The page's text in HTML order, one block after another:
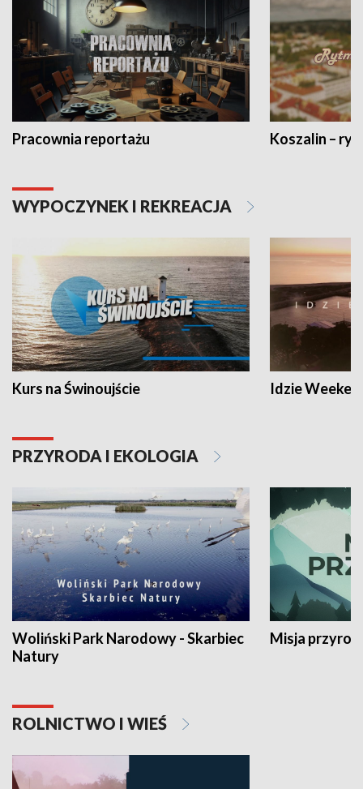
Pracownia reportażu Koszalin –
WYPOCZYNEK I REKREACJA
Kurs na Świnoujście Idzie
PRZYRODA I EKOLOGIA
Woliński Park Narodowy - Skarbiec
Natury
Misja
ROLNICTWO I WIEŚ